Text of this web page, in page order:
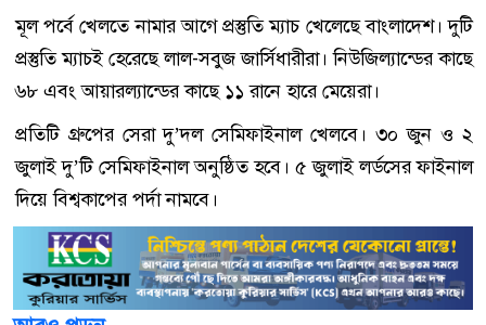
মূল পর্বে খেলতে নামার আগে প্রস্তুতি ম্যাচ খেলেছে বাংলাদেশ। দুটি
প্রস্তুতি ম্যাচই হেরেছে লাল-সবুজ জার্সিধারীরা। নিউজিল্যান্ডের কাছে
৬৮ এবং আয়ারল্যান্ডের কাছে ১১ রানে হারে মেয়েরা।
প্রতিটি গ্রুপের সেরা দু’দল সেমিফাইনাল খেলবে। ৩০ জুন ও ২
জুলাই দু’টি সেমিফাইনাল অনুষ্ঠিত হবে। ৫ জুলাই লর্ডসের ফাইনাল
দিয়ে বিশ্বকাপের পর্দা নামবে।